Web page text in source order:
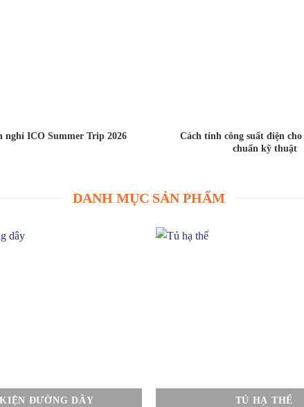
nghỉ ICO Summer Trip 2026
Cách tính công suất điện
chuẩn kỹ thuật
DANH MỤC SẢN PHẨM
ĐƯỜNG DÂY TỦ HẠ THẾ